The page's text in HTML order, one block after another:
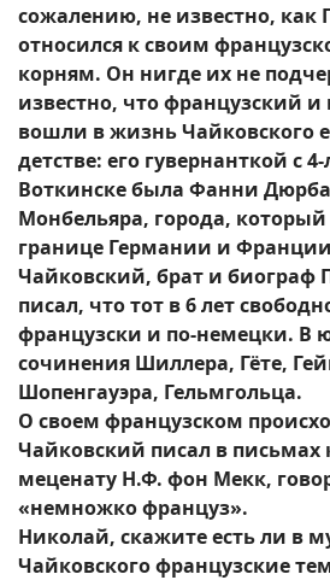
сожалению, не известно, как
относился к своим
корням. Он нигде их не
известно, что французский
вошли в жизнь Чайковского
детстве: его гувернанткой с
Воткинске была Фанни
Монбельяра, города, который
границе Германии и
Чайковский, брат и биограф
писал, что тот в 6 лет
французски и по-немецки. В
сочинения Шиллера, Гёте,
Шопенгауэра, Гельмгольца.
О своем французском
Чайковский писал в письмах
меценату Н.Ф. фон Мекк,
«немножко француз».
Николай, скажите есть ли в
Чайковского французские